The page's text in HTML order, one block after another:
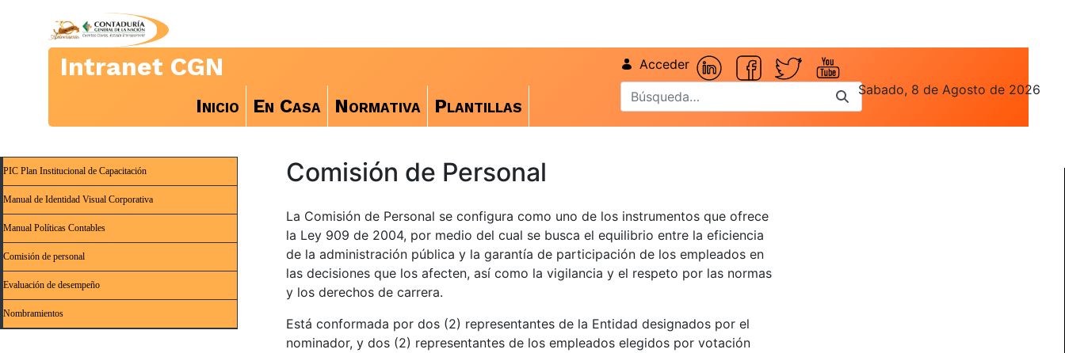
Intranet CGN
Inicio En Casa Normativa Plantillas
Acceder
Sabado, 8 de Agosto de 2026
PIC Plan Institucional de Capacitación
Manual de Identidad Visual Corporativa
Manual Políticas Contables
Comisión de personal
Evaluación de desempeño
Nombramientos
Comisión de Personal
La Comisión de Personal se configura como uno de los instrumentos que ofrece
la Ley 909 de 2004, por medio del cual se busca el equilibrio entre la eficiencia
de la administración pública y la garantía de participación de los empleados en
las decisiones que los afecten, así como la vigilancia y el respeto por las normas
y los derechos de carrera.
Está conformada por dos (2) representantes de la Entidad designados por el
nominador, y dos (2) representantes de los empleados elegidos por votación